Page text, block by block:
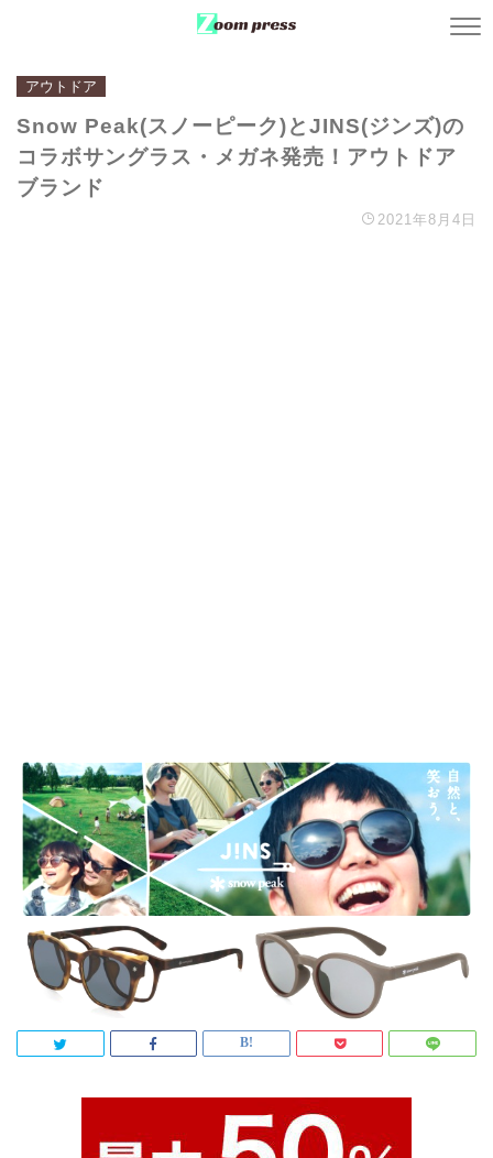
アウトドア
Snow Peak(スノーピーク)とJINS(ジンズ)の
コラボサングラス・メガネ発売！アウトドア
ブランド
2021年8月4日